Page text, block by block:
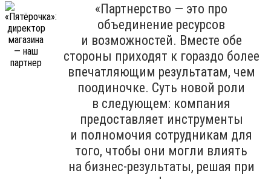
«Партнерство — это про
объединение ресурсов
и возможностей. Вместе обе
стороны приходят к гораздо более
впечатляющим результатам, чем
поодиночке. Суть новой роли
в следующем: компания
предоставляет инструменты
и полномочия сотрудникам для
того, чтобы они могли влиять
на бизнес-результаты, решая при